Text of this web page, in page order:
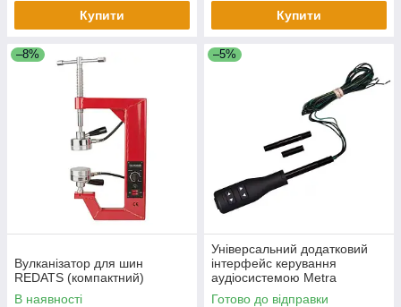
Купити Купити
–8%
Вулканізатор для шин
REDATS (компактний)
В наявності
–5%
Універсальний додатковий
інтерфейс керування
аудіосистемою Metra
ASWCSTALK
Готово до відправки